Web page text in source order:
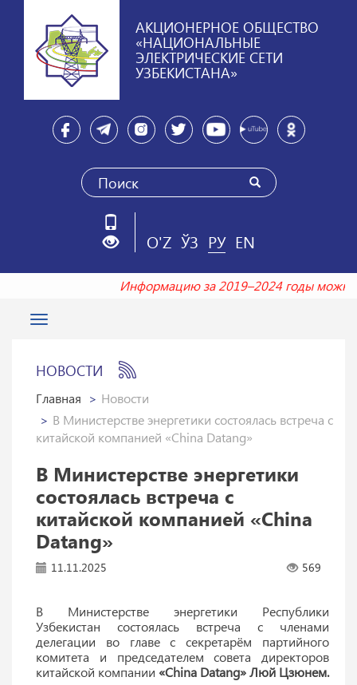
АКЦИОНЕРНОЕ ОБЩЕСТВО
«НАЦИОНАЛЬНЫЕ
ЭЛЕКТРИЧЕСКИЕ СЕТИ
УЗБЕКИСТАНА»
O'Z ЎЗ РУ EN
Информацию за 2019–2024 годы
Toggle
НОВОСТИ
Главная
Новости
В Министерстве энергетики состоялась встреча с
китайской компанией «China Datang»
В Министерстве энергетики
состоялась встреча с
китайской компанией «China
Datang»
11.11.2025 569
В Министерстве энергетики Республики
Узбекистан состоялась встреча с членами
делегации во главе с секретарём партийного
комитета и председателем совета директоров
китайской компании «China Datang» Люй Цзюнем.